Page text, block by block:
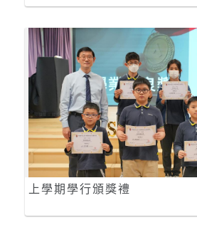
上學期學行頒獎禮